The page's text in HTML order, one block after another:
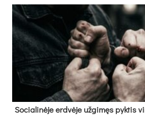
So­cia­li­nė­je erd­vė­je už­gi­męs pyk­tis